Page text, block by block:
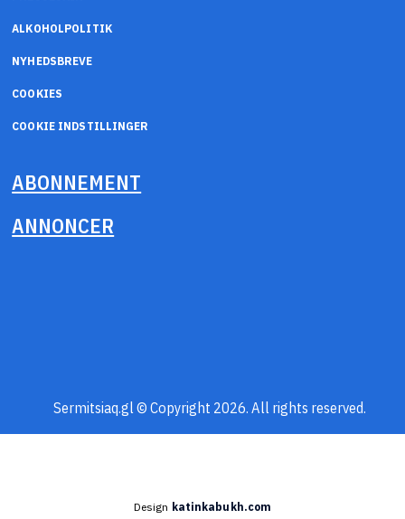
ALKOHOLPOLITIK
NYHEDSBREVE
COOKIES
COOKIE INDSTILLINGER
ABONNEMENT
ANNONCER
Sermitsiaq.gl © Copyright 2026. All rights reserved.
Design katinkabukh.com